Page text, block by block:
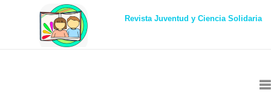
Revista Juventud y Ciencia Solidaria